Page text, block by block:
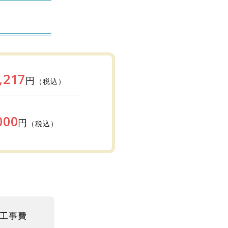
円 （税込）
円 （税込）
事費